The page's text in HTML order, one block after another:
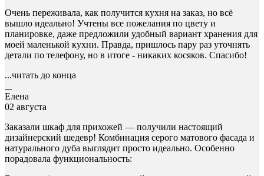
Очень переживала, как получится кухня на заказ, но всё
вышло идеально! Учтены все пожелания по цвету и
планировке, даже предложили удобный вариант хранения для
моей маленькой кухни. Правда, пришлось пару раз уточнять
детали по телефону, но в итоге - никаких косяков. Спасибо!
...читать до конца
Елена
02 августа
Заказали шкаф для прихожей — получили настоящий
дизайнерский шедевр! Комбинация серого матового фасада и
натурального дуба выглядит просто идеально. Особенно
порадовала функциональность: